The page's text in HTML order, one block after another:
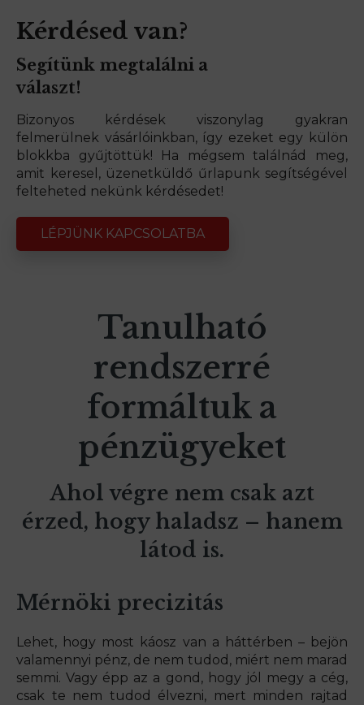
Kérdésed van?
Segítünk megtalálni a
választ!
Bizonyos kérdések viszonylag gyakran
felmerülnek vásárlóinkban, így ezeket egy külön
blokkba gyűjtöttük! Ha mégsem találnád meg,
amit keresel, üzenetküldő űrlapunk segítségével
felteheted nekünk kérdésedet!
LÉPJÜNK KAPCSOLATBA
Tanulható
rendszerré
formáltuk a
pénzügyeket
Ahol végre nem csak azt
érzed, hogy haladsz – hanem
látod is.
Mérnöki precizitás
Lehet, hogy most káosz van a háttérben – bejön
valamennyi pénz, de nem tudod, miért nem marad
semmi. Vagy épp az a gond, hogy jól megy a cég,
csak te nem tudod élvezni, mert minden rajtad